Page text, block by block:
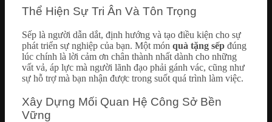
Thể Hiện Sự Tri Ân Và Tôn Trọng
Sếp là người dẫn dắt, định hướng và tạo điều kiện cho sự
phát triển sự nghiệp của bạn. Một món quà tặng sếp đúng
lúc chính là lời cảm ơn chân thành nhất dành cho những
vất vả, áp lực mà người lãnh đạo phải gánh vác, cũng như
sự hỗ trợ mà bạn nhận được trong suốt quá trình làm việc.
Xây Dựng Mối Quan Hệ Công Sở Bền
Vững